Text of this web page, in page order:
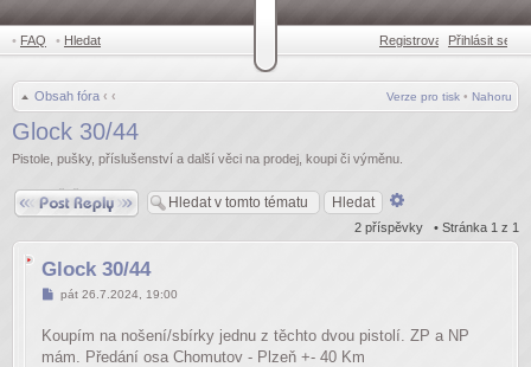
• FAQ • Hledat Registrovat •Přihlásit se
Obsah fóra ‹ ‹ Nahoru
Verze pro tisk •
Glock 30/44
Pistole, pušky, příslušenství a další věci na prodej, koupi či výměnu.
Odpovědět
2 příspěvky • Stránka 1 z 1
Glock 30/44
Příspěvek
pát 26.7.2024, 19:00
Koupím na nošení/sbírky jednu z těchto dvou pistolí. ZP a NP
mám. Předání osa Chomutov - Plzeň +- 40 Km